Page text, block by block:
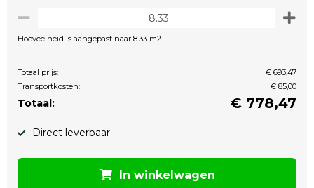
Hoeveelheid is aangepast naar 8.33 m2.
Totaal prijs:
€ 693,47
Transportkosten:
€ 85,00
Totaal: € 778,47
Direct leverbaar
In winkelwagen